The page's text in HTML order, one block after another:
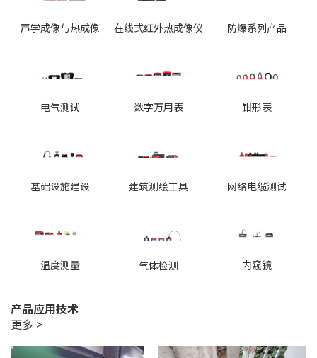
声学成像与热成像 在线式红外热成像仪 防爆系列产品
电气测试 数字万用表 钳形表
基础设施建设 建筑测绘工具 网络电缆测试
温度测量 气体检测 内窥镜
产品应用技术
更多 >